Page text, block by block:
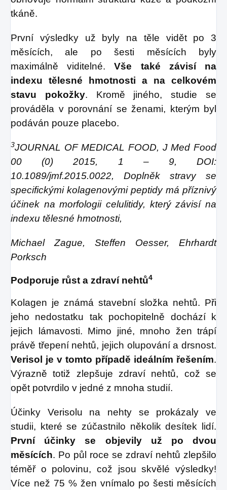
tkáně.
První výsledky už byly na těle vidět po 3
měsících, ale po šesti měsících byly
maximálně viditelné.Vše také závisí na
indexu tělesné hmotnosti a na celkovém
stavu pokožky. Kromě jiného, studie se
prováděla v porovnání se ženami, kterým byl
podáván pouze placebo.
3JOURNAL OF MEDICAL FOOD, J Med Food
00 (0) 2015, 1 – 9, DOI:
10.1089/jmf.2015.0022, Doplněk stravy se
specifickými kolagenovými peptidy má příznivý
účinek na morfologii celulitidy, který závisí na
indexu tělesné hmotnosti,
Michael Zague, Steffen Oesser, Ehrhardt
Porksch
Podporuje růst a zdraví nehtů4
Kolagen je známá stavební složka nehtů. Při
jeho nedostatku tak pochopitelně dochází k
jejich lámavosti. Mimo jiné, mnoho žen trápí
právě třepení nehtů, jejich olupování a drsnost.
Verisol je v tomto případě ideálním řešením.
Výrazně totiž zlepšuje zdraví nehtů, což se
opět potvrdilo v jedné z mnoha studií.
Účinky Verisolu na nehty se prokázaly ve
studii, které se zúčastnilo několik desítek lidí.
První účinky se objevily už po dvou
měsících. Po půl roce se zdraví nehtů zlepšilo
téměř o polovinu, což jsou skvělé výsledky!
Více než 75 % žen vnímalo po šesti měsících